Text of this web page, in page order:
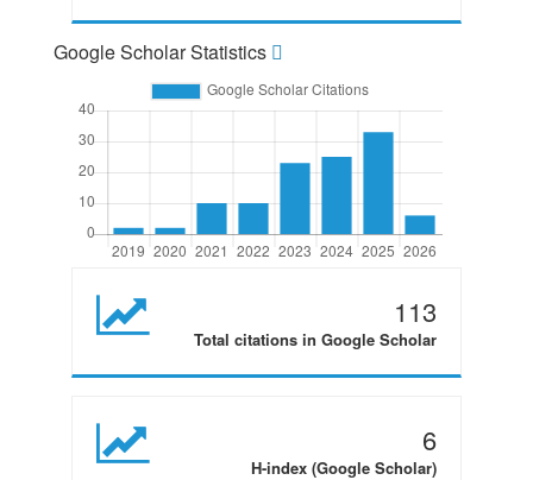
Google Scholar Statistics
113
Total citations in Google Scholar
6
H-index (Google Scholar)